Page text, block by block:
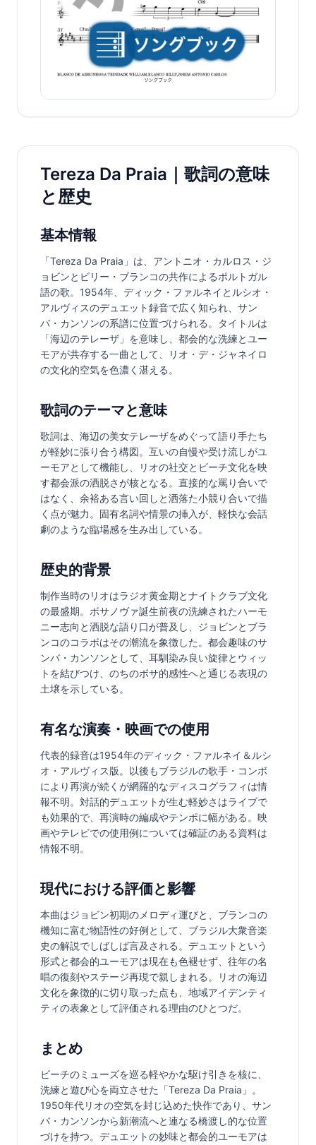
Tereza Da Praia｜歌詞の意味
と歴史
基本情報
「Tereza Da Praia」は、アントニオ・カルロス・ジ
ョビンとビリー・ブランコの共作によるポルトガル
語の歌。1954年、ディック・ファルネイとルシオ・
アルヴィスのデュエット録音で広く知られ、サン
バ・カンソンの系譜に位置づけられる。タイトルは
「海辺のテレーザ」を意味し、都会的な洗練とユー
モアが共存する一曲として、リオ・デ・ジャネイロ
の文化的空気を色濃く湛える。
歌詞のテーマと意味
歌詞は、海辺の美女テレーザをめぐって語り手たち
が軽妙に張り合う構図。互いの自慢や受け流しがユ
ーモアとして機能し、リオの社交とビーチ文化を映
す都会派の洒脱さが核となる。直接的な罵り合いで
はなく、余裕ある言い回しと洒落た小競り合いで描
く点が魅力。固有名詞や情景の挿入が、軽快な会話
劇のような臨場感を生み出している。
歴史的背景
制作当時のリオはラジオ黄金期とナイトクラブ文化
の最盛期。ボサノヴァ誕生前夜の洗練されたハーモ
ニー志向と洒脱な語り口が普及し、ジョビンとブラ
ンコのコラボはその潮流を象徴した。都会趣味のサ
ンバ・カンソンとして、耳馴染み良い旋律とウィッ
トを結びつけ、のちのボサ的感性へと通じる表現の
土壌を示している。
有名な演奏・映画での使用
代表的録音は1954年のディック・ファルネイ＆ルシ
オ・アルヴィス版。以後もブラジルの歌手・コンボ
により再演が続くが網羅的なディスコグラフィは情
報不明。対話的デュエットが生む軽妙さはライブで
も効果的で、再演時の編成やテンポに幅がある。映
画やテレビでの使用例については確証のある資料は
情報不明。
現代における評価と影響
本曲はジョビン初期のメロディ運びと、ブランコの
機知に富む物語性の好例として、ブラジル大衆音楽
史の解説でしばしば言及される。デュエットという
形式と都会的ユーモアは現在も色褪せず、往年の名
唱の復刻やステージ再現で親しまれる。リオの海辺
文化を象徴的に切り取った点も、地域アイデンティ
ティの表象として評価される理由のひとつだ。
まとめ
ビーチのミューズを巡る軽やかな駆け引きを核に、
洗練と遊び心を両立させた「Tereza Da Praia」。
1950年代リオの空気を封じ込めた快作であり、サン
バ・カンソンから新潮流へと連なる橋渡し的な位置
づけを持つ。デュエットの妙味と都会的ユーモアは